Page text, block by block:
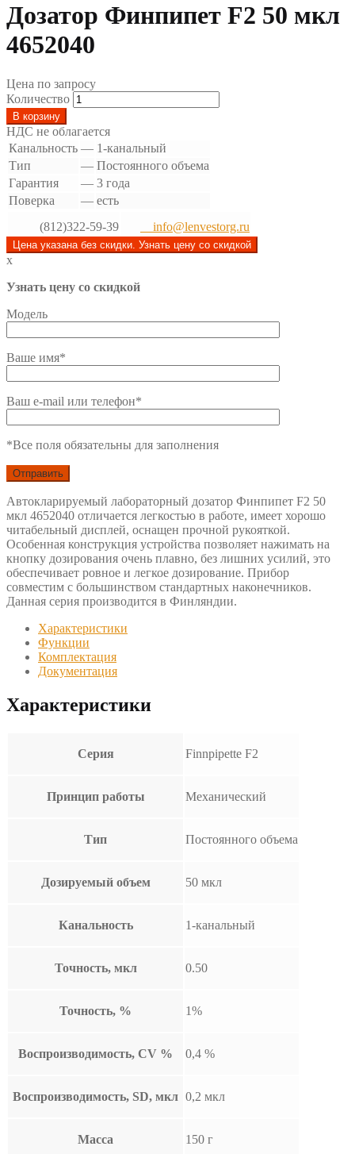
Дозатор Финпипет F2 50 мкл
4652040
Цена по запросу
Количество
В корзину
НДС не облагается
Канальность — 1-канальный
Тип
— Постоянного объема
Гарантия
— 3 года
Поверка
— есть
(812)322-59-39
info@lenvestorg.ru
Цена указана без скидки. Узнать цену со скидкой
x
Узнать цену со скидкой
Модель
Ваше имя*
Ваш e-mail или телефон*
*Все поля обязательны для заполнения
Автокларируемый лабораторный дозатор Финпипет F2 50
мкл 4652040 отличается легкостью в работе, имеет хорошо
читабельный дисплей, оснащен прочной рукояткой.
Особенная конструкция устройства позволяет нажимать на
кнопку дозирования очень плавно, без лишних усилий, это
обеспечивает ровное и легкое дозирование. Прибор
совместим с большинством стандартных наконечников.
Данная серия производится в Финляндии.
Характеристики
Функции
Комплектация
Документация
Характеристики
Серия Finnpipette F2
Принцип работы Механический
Тип Постоянного объема
Дозируемый объем 50 мкл
Канальность 1-канальный
Точность, мкл 0.50
Точность, % 1%
Воспроизводимость, CV % 0,4 %
Воспроизводимость, SD, мкл 0,2 мкл
Масса 150 г